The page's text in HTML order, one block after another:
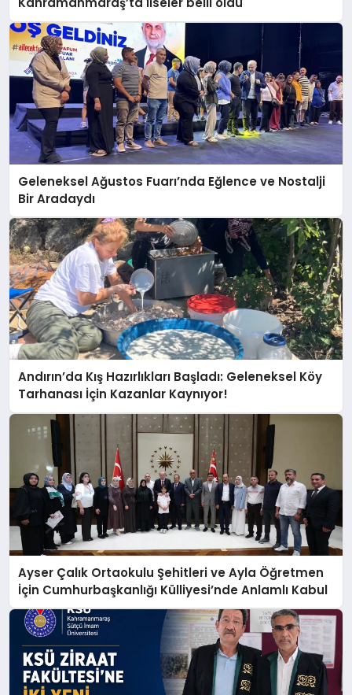
Geleneksel Ağustos Fuarı’nda Eğlence ve Nostalji
Bir Aradaydı
Andırın’da Kış Hazırlıkları Başladı: Geleneksel Köy
Tarhanası İçin Kazanlar Kaynıyor!
Ayser Çalık Ortaokulu Şehitleri ve Ayla Öğretmen
İçin Cumhurbaşkanlığı Külliyesi’nde Anlamlı Kabul